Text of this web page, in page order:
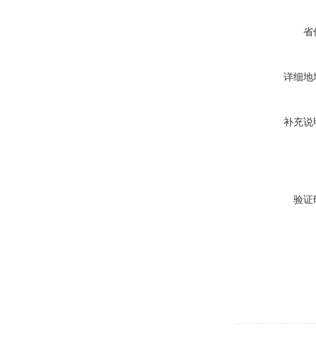
省
详细地
补充说
验证